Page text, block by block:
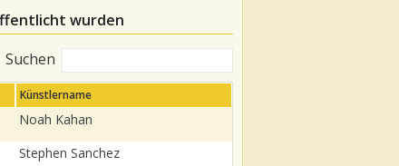
wurden
Suchen
Künstlername
Noah Kahan
Stephen Sanchez